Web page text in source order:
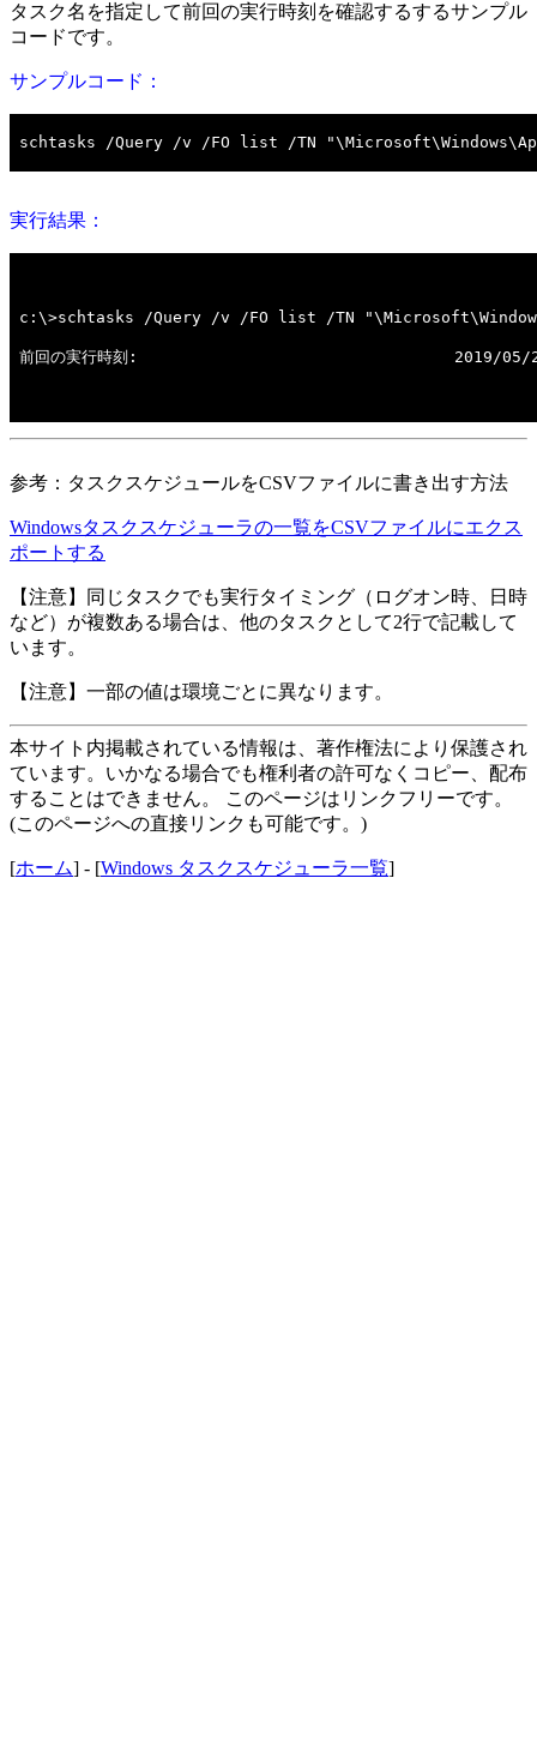
タスク名を指定して前回の実行時刻を確認するするサンプル
コードです。
サンプルコード：
実行結果：
参考：タスクスケジュールをCSVファイルに書き出す方法
Windowsタスクスケジューラの一覧をCSVファイルにエクス
ポートする
【注意】同じタスクでも実行タイミング（ログオン時、日時
など）が複数ある場合は、他のタスクとして2行で記載して
います。
【注意】一部の値は環境ごとに異なります。
本サイト内掲載されている情報は、著作権法により保護され
ています。いかなる場合でも権利者の許可なくコピー、配布
することはできません。 このページはリンクフリーです。
(このページへの直接リンクも可能です。)
[ホーム] - [Windows タスクスケジューラ一覧]